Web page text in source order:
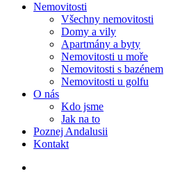
Nemovitosti
Všechny nemovitosti
Domy a vily
Apartmány a byty
Nemovitosti u moře
Nemovitosti s bazénem
Nemovitosti u golfu
O nás
Kdo jsme
Jak na to
Poznej Andalusii
Kontakt